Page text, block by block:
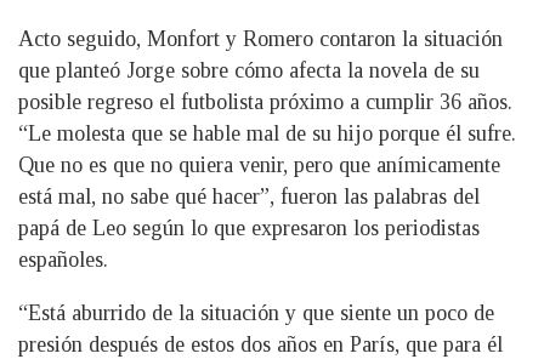
Acto seguido, Monfort y Romero contaron la situación
que planteó Jorge sobre cómo afecta la novela de su
posible regreso el futbolista próximo a cumplir 36 años.
“Le molesta que se hable mal de su hijo porque él sufre.
Que no es que no quiera venir, pero que anímicamente
está mal, no sabe qué hacer”, fueron las palabras del
papá de Leo según lo que expresaron los periodistas
españoles.
“Está aburrido de la situación y que siente un poco de
presión después de estos dos años en París, que para él